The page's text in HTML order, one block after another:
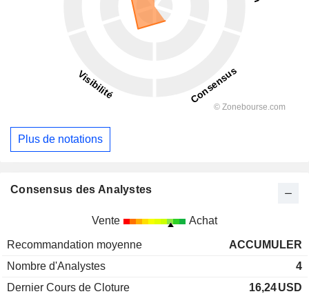
Plus de notations
Consensus des Analystes
Vente Achat
Recommandation moyenne
ACCUMULER
Nombre d'Analystes
4
Dernier Cours de Cloture
16,24USD